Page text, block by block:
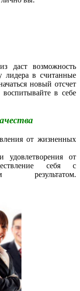
даст возможность
лидера в считанные
новый отсчет
в себе
от жизненных
удовлетворения от
себя с
результатом.